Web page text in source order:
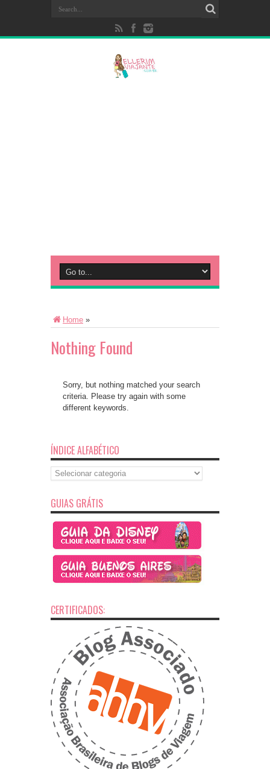
Home »
Nothing Found
Sorry, but nothing matched your search
criteria. Please try again with some
different keywords.
ÍNDICE ALFABÉTICO
Índice
Alfabético
GUIAS GRÁTIS
CERTIFICADOS: